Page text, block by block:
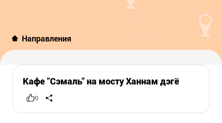
Направления
Кафе "Сэмаль" на мосту Ханнам дэгё
0